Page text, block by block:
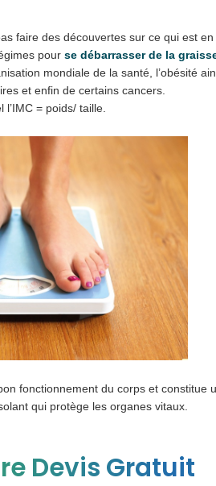
faire des découvertes sur ce qui est en
pour se débarrasser de la
mondiale de la santé, l’obésité
et enfin de certains cancers.
= poids/ taille.
fonctionnement du corps et constitue
qui protège les organes vitaux.
Devis Gratuit